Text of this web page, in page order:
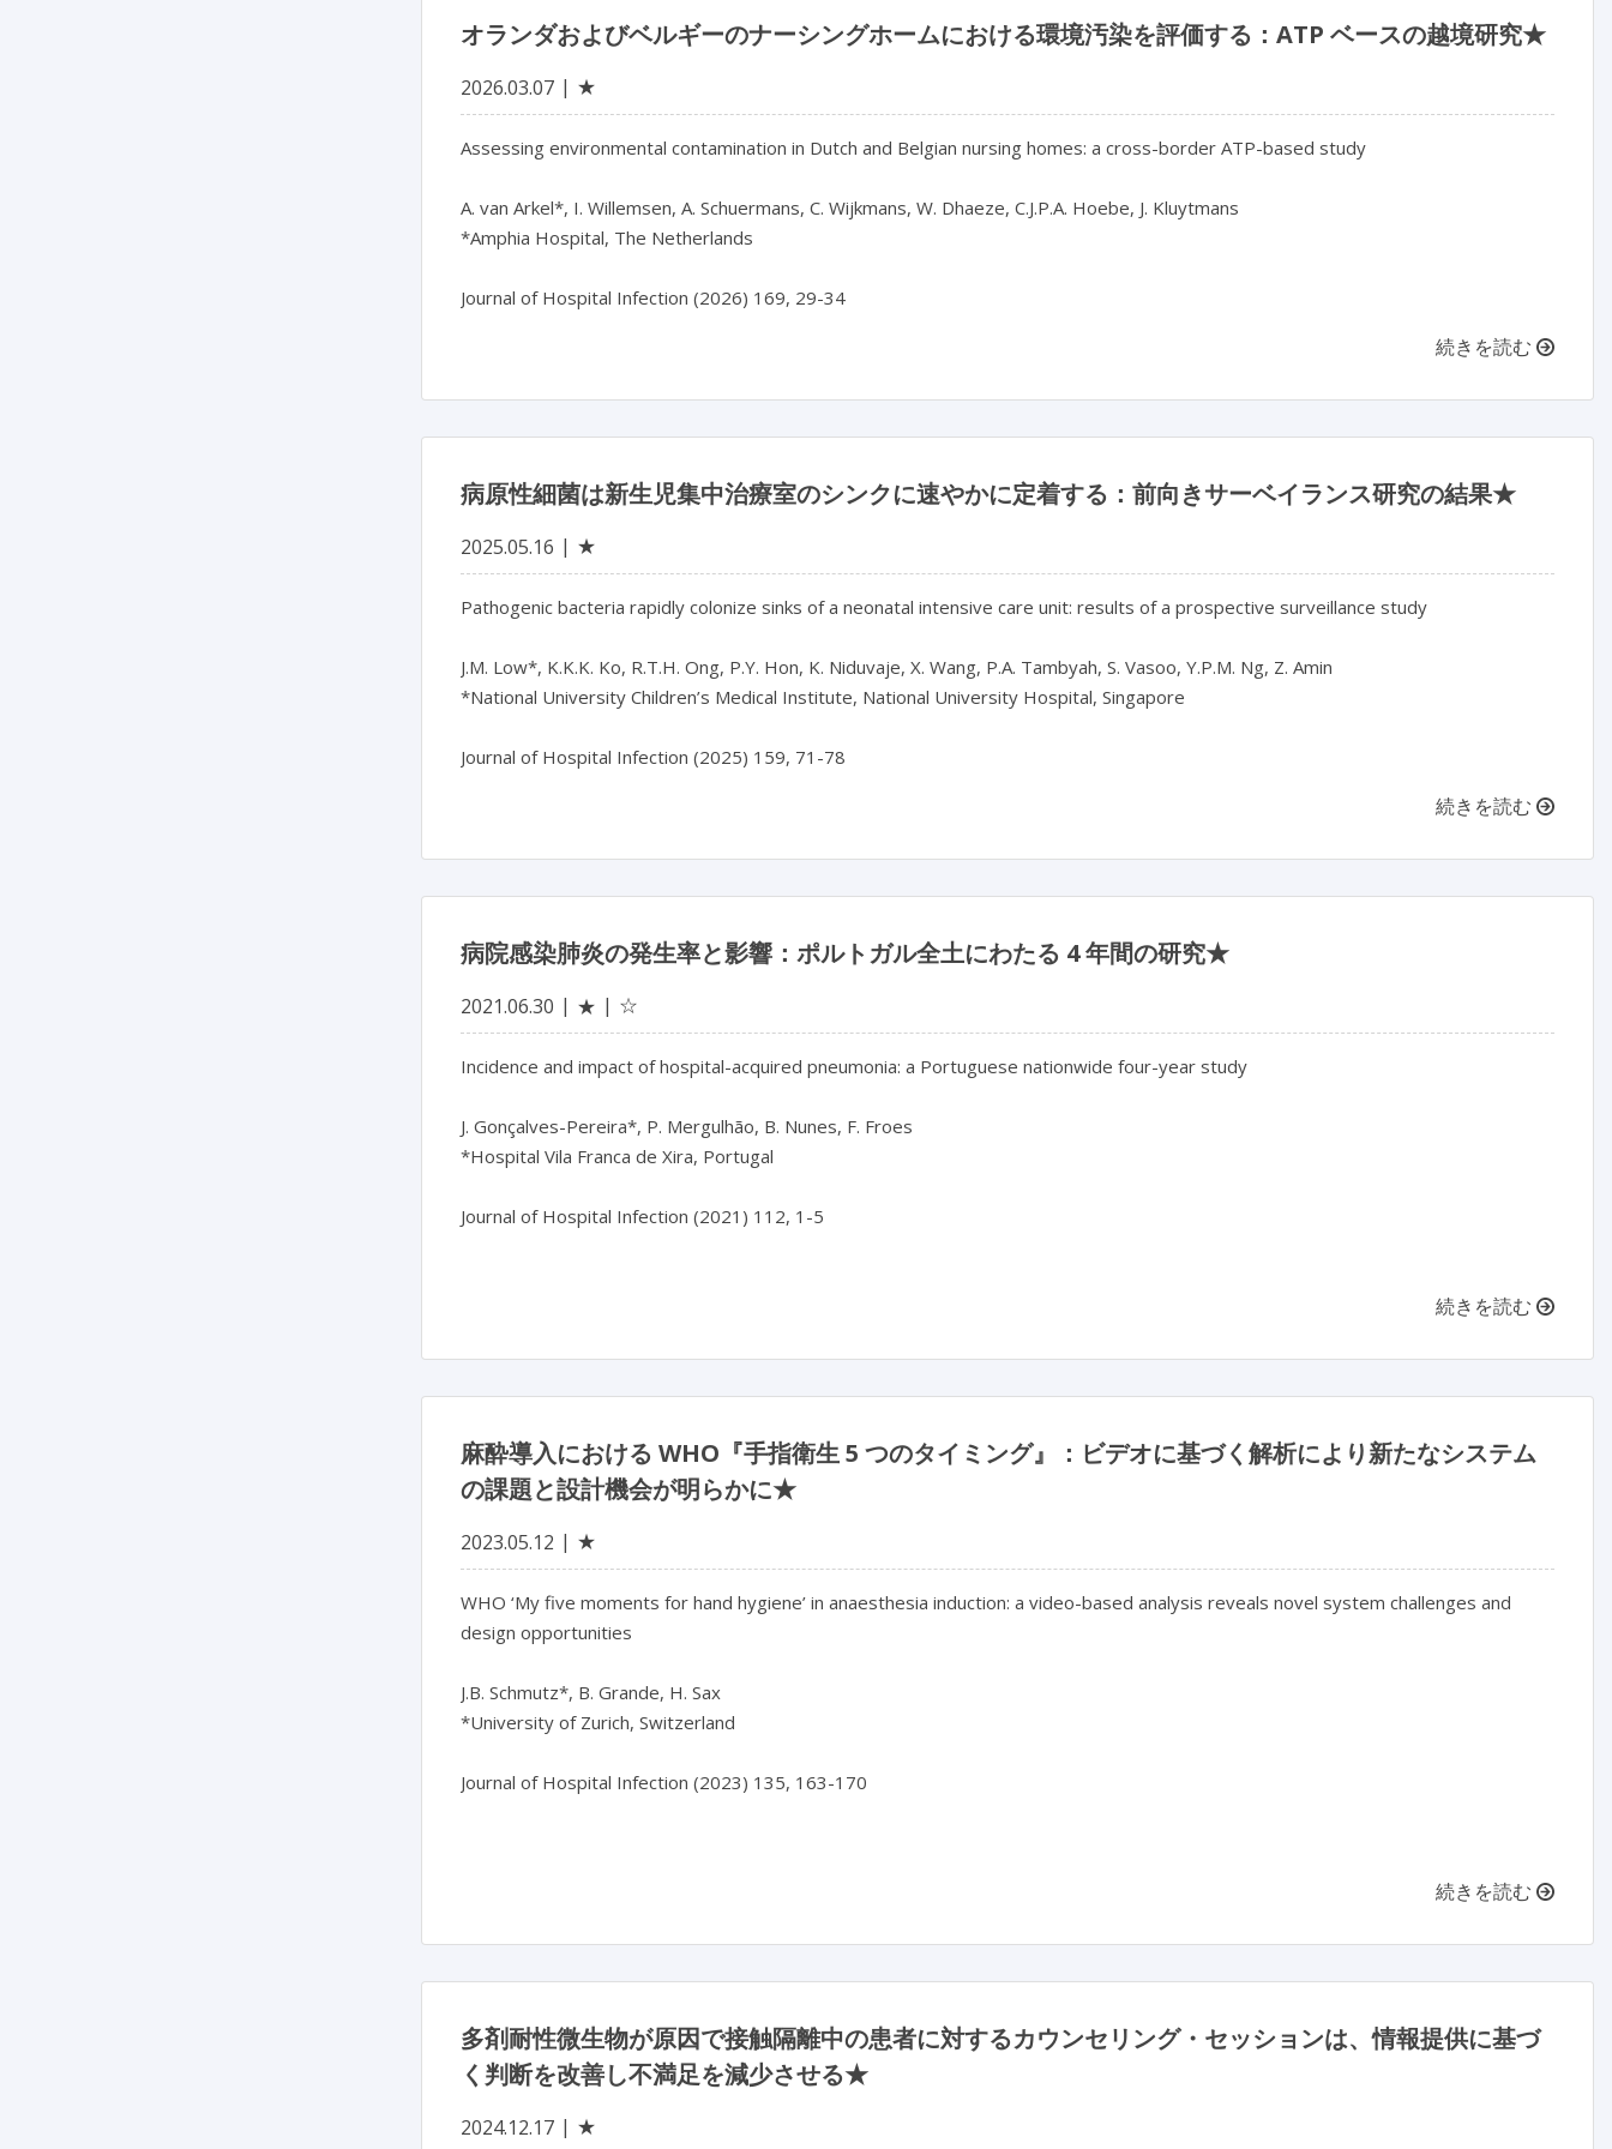
オランダおよびベルギーのナーシングホームにおける環境汚染を評価する：ATP ベースの越境研究★
2026.03.07 ★
Assessing environmental contamination in Dutch and Belgian nursing homes: a cross-border ATP-based study
A. van Arkel*, I. Willemsen, A. Schuermans, C. Wijkmans, W. Dhaeze, C.J.P.A. Hoebe, J. Kluytmans
*Amphia Hospital, The Netherlands
Journal of Hospital Infection (2026) 169, 29-34
続きを読む
病原性細菌は新生児集中治療室のシンクに速やかに定着する：前向きサーベイランス研究の結果★
2025.05.16 ★
Pathogenic bacteria rapidly colonize sinks of a neonatal intensive care unit: results of a prospective surveillance study
J.M. Low*, K.K.K. Ko, R.T.H. Ong, P.Y. Hon, K. Niduvaje, X. Wang, P.A. Tambyah, S. Vasoo, Y.P.M. Ng, Z. Amin
*National University Children’s Medical Institute, National University Hospital, Singapore
続きを読む
病院感染肺炎の発生率と影響：ポルトガル全土にわたる 4 年間の研究★
2021.06.30 ★ ☆
Incidence and impact of hospital-acquired pneumonia: a Portuguese nationwide four-year study
J. Gonçalves-Pereira*, P. Mergulhão, B. Nunes, F. Froes
*Hospital Vila Franca de Xira, Portugal
Journal of Hospital Infection (2021) 112, 1-5
続きを読む
麻酔導入における WHO『手指衛生 5 つのタイミング』：ビデオに基づく解析により新たなシステム
の課題と設計機会が明らかに★
2023.05.12 ★
WHO ‘My five moments for hand hygiene’ in anaesthesia induction: a video-based analysis reveals novel system challenges and
design opportunities
J.B. Schmutz*, B. Grande, H. Sax
*University of Zurich, Switzerland
Journal of Hospital Infection (2023) 135, 163-170
続きを読む
多剤耐性微生物が原因で接触隔離中の患者に対するカウンセリング・セッションは、情報提供に基づ
く判断を改善し不満足を減少させる★
2024.12.17 ★